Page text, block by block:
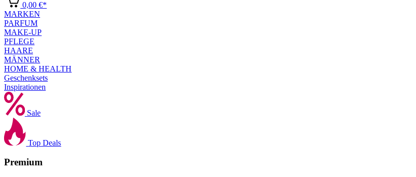
0,00 €*
MARKEN
PARFUM
MAKE-UP
PFLEGE
HAARE
MÄNNER
HOME & HEALTH
Geschenksets
Inspirationen
Sale
Top Deals
Premium